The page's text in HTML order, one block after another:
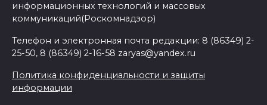
информационных технологий и массовых
коммуникаций(Роскомнадзор)
Телефон и электронная почта редакции: 8 (86349) 2-
25-50, 8 (86349) 2-16-58 zaryas@yandex.ru
Политика конфиденциальности и защиты
информации